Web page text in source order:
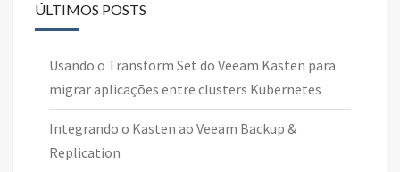
ÚLTIMOS POSTS
Usando o Transform Set do Veeam Kasten para
migrar aplicações entre clusters Kubernetes
Integrando o Kasten ao Veeam Backup &
Replication